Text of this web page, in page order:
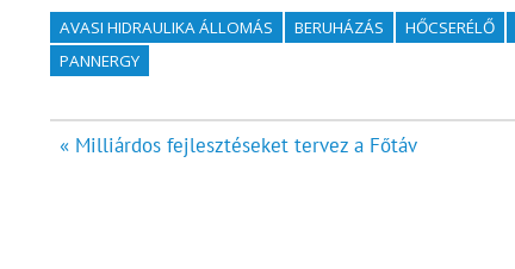
AVASI HIDRAULIKA ÁLLOMÁS BERUHÁZÁS HŐCSERÉLŐ
PANNERGY
Bejegyzés
« Milliárdos fejlesztéseket tervez a Főtáv